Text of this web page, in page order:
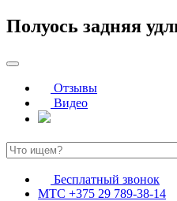
Полуось задняя
Отзывы
Видео
Бесплатный звонок
МТС +375 29 789-38-14